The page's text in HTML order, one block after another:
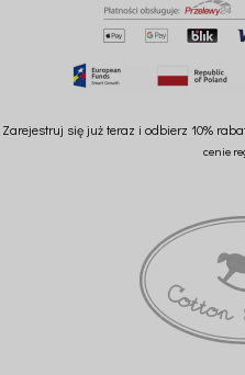
Zarejestruj się już teraz i odbierz 10%
cenie